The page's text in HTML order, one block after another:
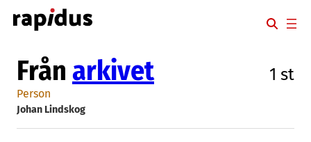
Hoppa
till
Från arkivet 1 st
Person
Johan Lindskog